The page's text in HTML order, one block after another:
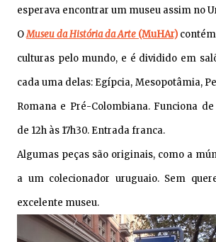
esperava encontrar um museu assim no
OMuseu da História da Arte (MuHAr)
culturas pelo mundo, e é dividido em
cada uma delas: Egípcia, Mesopotâmia,
Romana e Pré-Colombiana. Funciona
de 12h às 17h30. Entrada franca.
Algumas peças são originais, como a
a um colecionador uruguaio. Sem
excelente museu.